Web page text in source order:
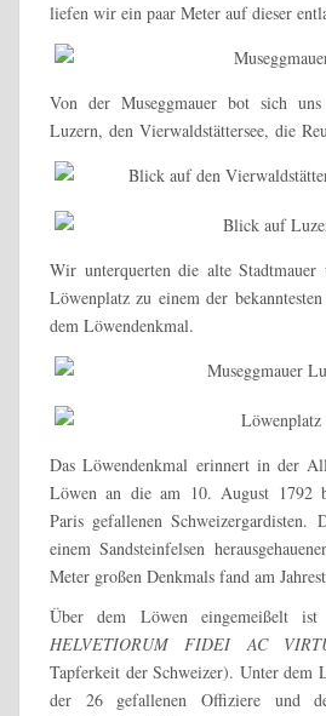
liefen wir ein paar Meter auf dieser
Von der Museggmauer bot sich
Luzern, den Vierwaldstättersee, die
Wir unterquerten die alte Stadtmauer
Löwenplatz zu einem der
dem Löwendenkmal.
Das Löwendenkmal erinnert in der
Löwen an die am 10. August 1792
Paris gefallenen Schweizergardisten.
einem Sandsteinfelsen
Meter großen Denkmals fand am
Über dem Löwen eingemeißelt ist
HELVETIORUM FIDEI AC
Tapferkeit der Schweizer). Unter dem
der 26 gefallenen Offiziere und